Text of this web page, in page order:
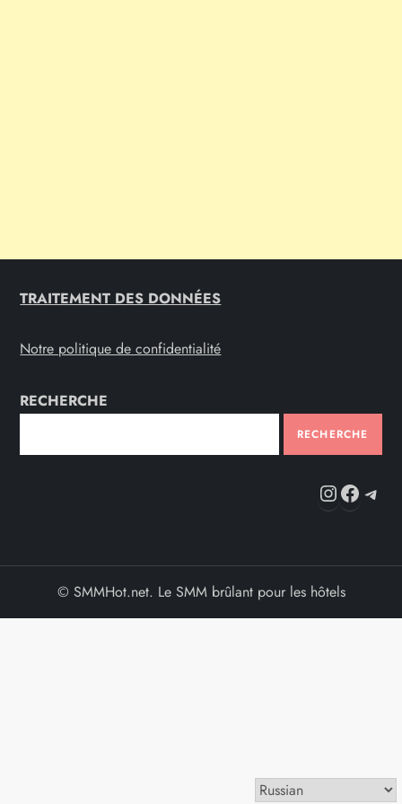
TRAITEMENT DES DONNÉES
Notre politique de confidentialité
RECHERCHE
RECHERCHE
© SMMHot.net. Le SMM brûlant pour les hôtels